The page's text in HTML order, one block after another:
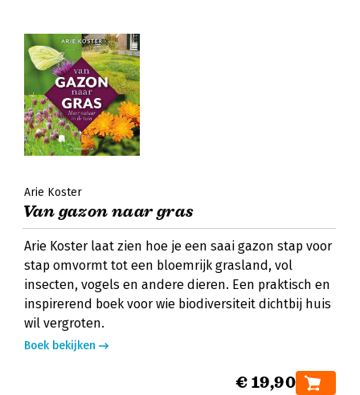
Arie Koster
Van gazon naar gras
Arie Koster laat zien hoe je een saai gazon stap voor
stap omvormt tot een bloemrijk grasland, vol
insecten, vogels en andere dieren. Een praktisch en
inspirerend boek voor wie biodiversiteit dichtbij huis
wil vergroten.
Boek bekijken
€ 19,90